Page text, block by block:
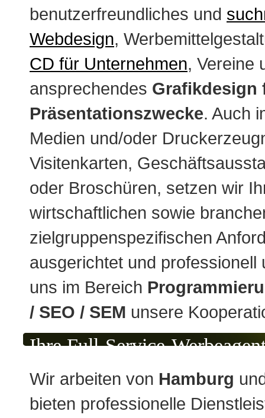
benutzerfreundliches und
Webdesign,
CD für Unternehmen, Vereine
ansprechendes Grafikdesign
Präsentationszwecke. Auch
Medien und/oder
Visitenkarten,
oder Broschüren, setzen wir
wirtschaftlichen sowie
zielgruppenspezifischen
ausgerichtet und professionell
uns im Bereich
/ SEO / SEM unsere
Ihre Full-Service-
Wir arbeiten von Hamburg
bieten professionelle